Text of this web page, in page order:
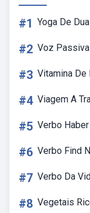
#1 Yoga De
#2 Voz
#3 Vitamina De
#4 Viagem A
#5 Verbo
#6 Verbo Find
#7 Verbo Da
#8 Vegetais